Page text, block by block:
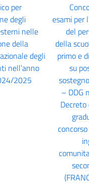
per
degli
nelle
della
degli
nell’anno
2025
esami per
del
della
primo e
su
– DDG